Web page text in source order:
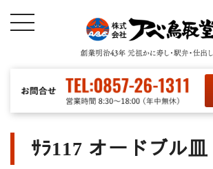
ｻﾗ117 オードブル皿